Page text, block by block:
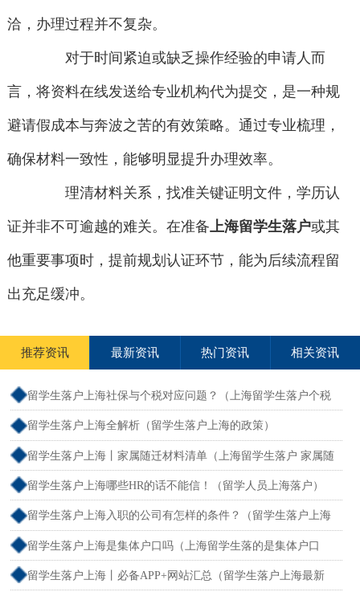
洽，办理过程并不复杂。
对于时间紧迫或缺乏操作经验的申请人而
言，将资料在线发送给专业机构代为提交，是一种规
避请假成本与奔波之苦的有效策略。通过专业梳理，
确保材料一致性，能够明显提升办理效率。
理清材料关系，找准关键证明文件，学历认
证并非不可逾越的难关。在准备上海留学生落户或其
他重要事项时，提前规划认证环节，能为后续流程留
出充足缓冲。
推荐资讯 最新资讯 热门资讯 相关资讯
留学生落户上海社保与个税对应问题？（上海留学生落户个税
和社保不一致）
留学生落户上海全解析（留学生落户上海的政策）
留学生落户上海丨家属随迁材料清单（上海留学生落户 家属随
迁）
留学生落户上海哪些HR的话不能信！（留学人员上海落户）
留学生落户上海入职的公司有怎样的条件？（留学生落户上海
单位要求）
留学生落户上海是集体户口吗（上海留学生落的是集体户口
么）
留学生落户上海丨必备APP+网站汇总（留学生落户上海最新